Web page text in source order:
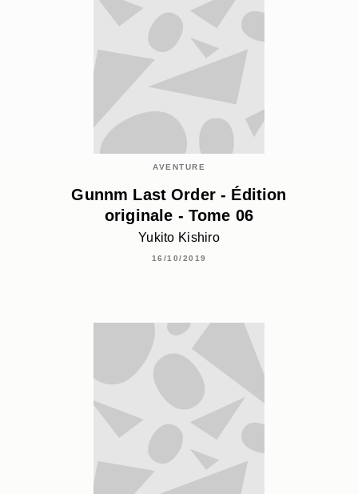
AVENTURE
Gunnm Last Order - Édition
originale - Tome 06
Yukito Kishiro
16/10/2019